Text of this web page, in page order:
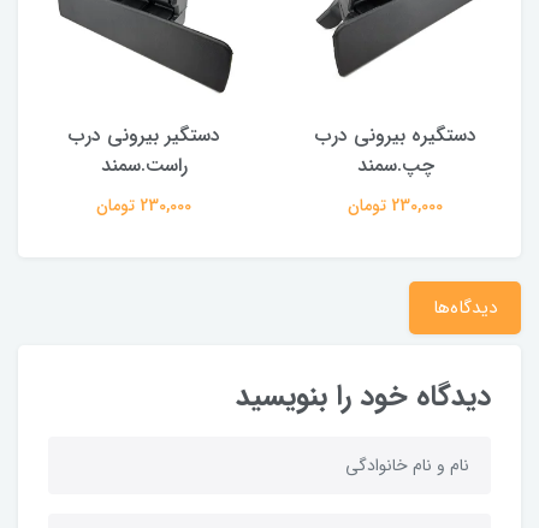
دستگیره بیرونی درب
چپ.سمند
230,000 تومان
دستگیر بیرونی درب
راست.سمند
230,000 تومان
دیدگاه‌ها
دیدگاه خود را بنویسید